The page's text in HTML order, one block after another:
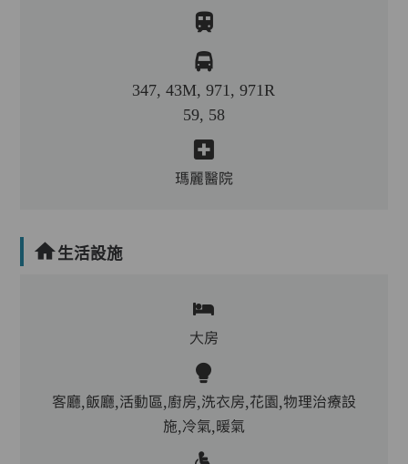
347, 43M, 971, 971R
59, 58
瑪麗醫院
生活設施
大房
客廳,飯廳,活動區,廚房,洗衣房,花園,物理治療設
施,冷氣,暖氣